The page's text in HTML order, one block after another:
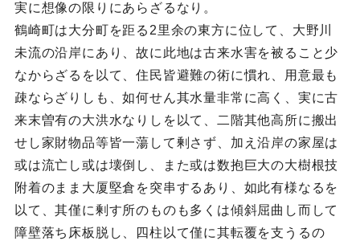
実に想像の限りにあらざるなり。
鶴崎町は大分町を距る2里余の東方に位して、大野川
未流の沿岸にあり、故に此地は古来水害を被ること少
なからざるを以て、住民皆避難の術に慣れ、用意最も
疎ならざりしも、如何せん其水量非常に高く、実に古
来末曽有の大洪水なりしを以て、二階其他高所に搬出
せし家財物品等皆一蕩して剰さず、加え沿岸の家屋は
或は流亡し或は壊倒し、また或は数抱巨大の大樹根技
附着のまま大厦堅倉を突串するあり、如此有様なるを
以て、其僅に剰す所のものも多くは傾斜屈曲し而して
障壁落ち床板脱し、四柱以て僅に其転覆を支うるの